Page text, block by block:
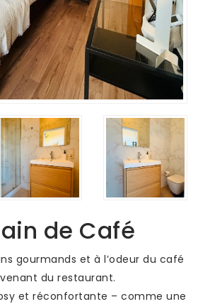
de Café
gourmands et à l’odeur du café
du restaurant.
et réconfortante – comme une